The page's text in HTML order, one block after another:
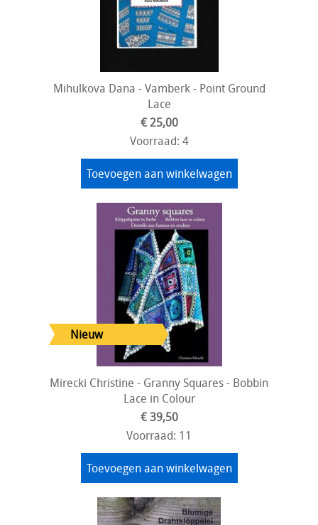
Mihulkova Dana - Vamberk - Point Ground
Lace
€ 25,00
Voorraad: 4
Toevoegen aan winkelwagen
Mirecki Christine - Granny Squares - Bobbin
Lace in Colour
€ 39,50
Voorraad: 11
Toevoegen aan winkelwagen